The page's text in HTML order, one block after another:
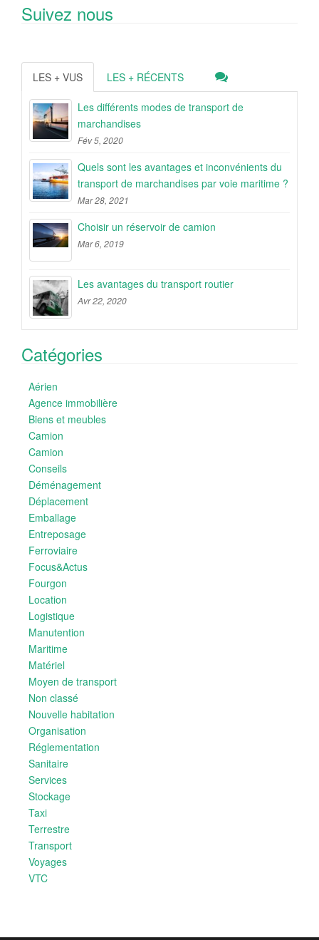
Suivez nous
LES + VUS LES + RÉCENTS
Les différents modes de transport de
marchandises
Fév 5, 2020
Quels sont les avantages et inconvénients du
transport de marchandises par voie maritime ?
Mar 28, 2021
Choisir un réservoir de camion
Mar 6, 2019
Les avantages du transport routier
Avr 22, 2020
Catégories
Aérien
Agence immobilière
Biens et meubles
Camion
Camion
Conseils
Déménagement
Déplacement
Emballage
Entreposage
Ferroviaire
Focus&Actus
Fourgon
Location
Logistique
Manutention
Maritime
Matériel
Moyen de transport
Non classé
Nouvelle habitation
Organisation
Réglementation
Sanitaire
Services
Stockage
Taxi
Terrestre
Transport
Voyages
VTC